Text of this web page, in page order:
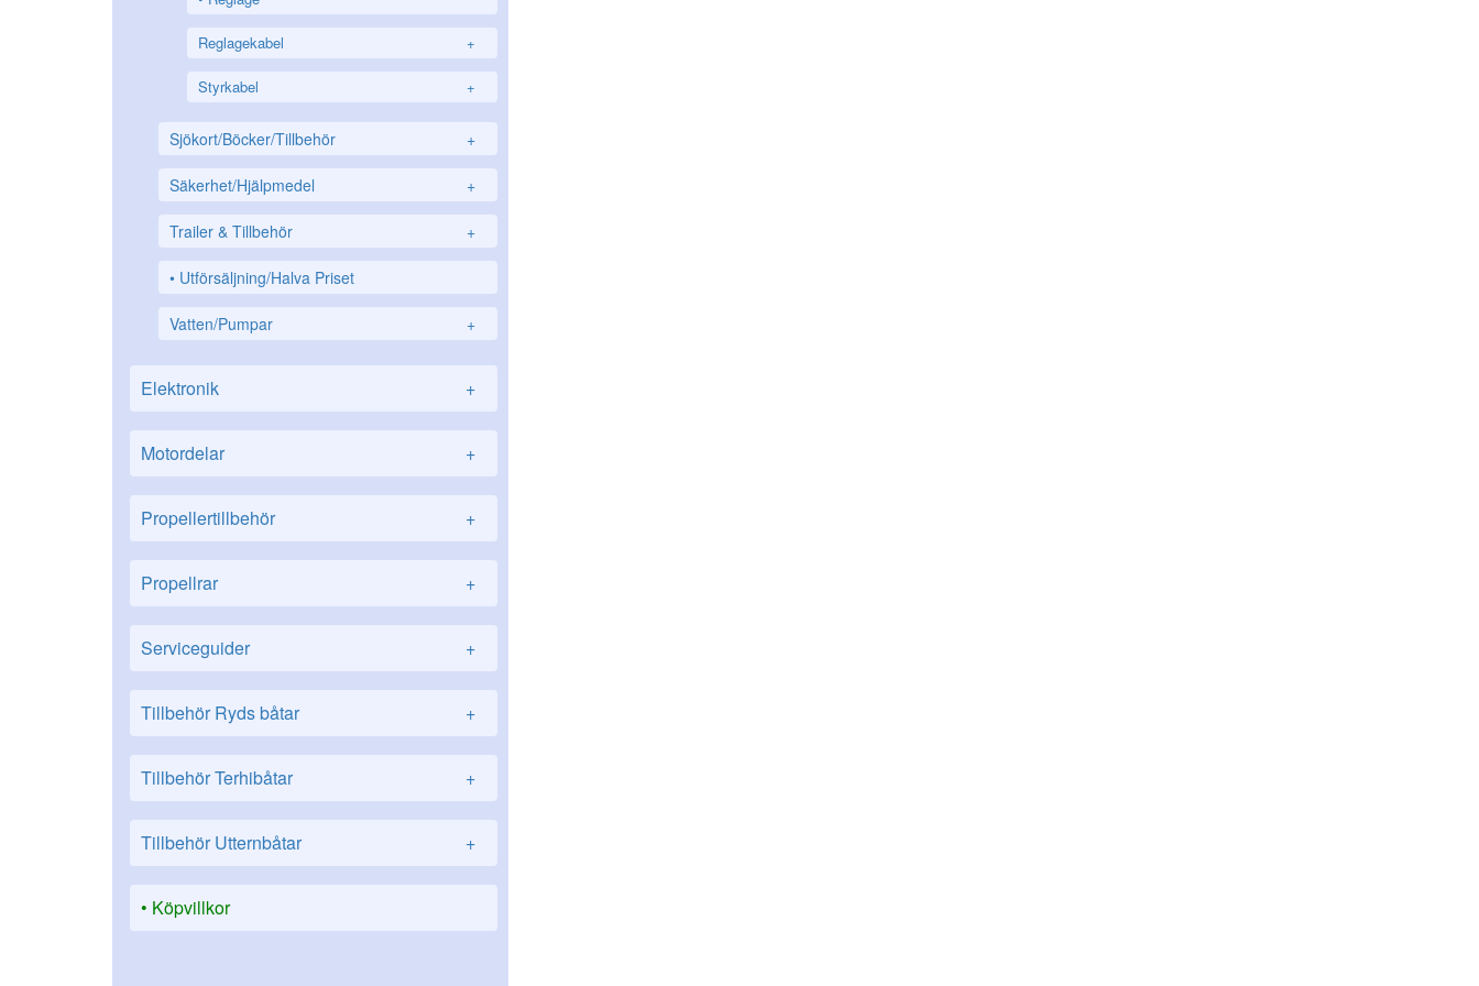
Reglagekabel +
Styrkabel +
Sjökort/Böcker/Tillbehör +
Säkerhet/Hjälpmedel +
Trailer & Tillbehör +
Utförsäljning/Halva Priset
Vatten/Pumpar +
Elektronik +
Motordelar +
Propellertillbehör +
Propellrar +
Serviceguider +
Tillbehör Ryds båtar +
Tillbehör Terhibåtar +
Tillbehör Utternbåtar +
Köpvillkor